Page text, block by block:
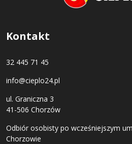
Kontakt
32 445 71 45
info@cieplo24.pl
ul. Graniczna 3
41-506 Chorzów
Odbiór osobisty po wcześniejszym
Chorzowie